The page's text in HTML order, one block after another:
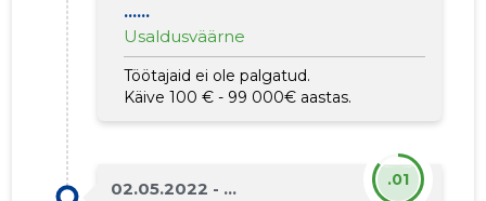
......
Usaldusväärne
Töötajaid ei ole palgatud.
Käive 100 € - 99 000€ aastas.
02.05.2022 - ... .01